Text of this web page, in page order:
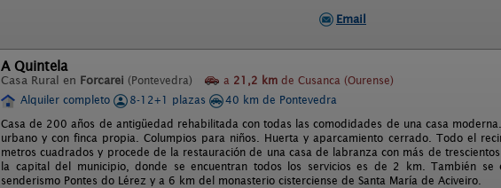
Email
A Quintela
Casa Rural en Forcarei (Pontevedra) a 21,2 km de Cusanca (Ourense)
Alquiler completo
8-12+1 plazas
40 km de Pontevedra
Casa de 200 años de antigüedad rehabilitada con todas las comodidades de una casa
urbano y con finca propia. Columpios para niños. Huerta y aparcamiento cerrado. Todo el
metros cuadrados y procede de la restauración de una casa de labranza con más de
la capital del municipio, donde se encuentran todos los servicios es de 2 km. También
senderismo Pontes do Lérez y a 6 km del monasterio cisterciense de Santa María de Aciveiro.